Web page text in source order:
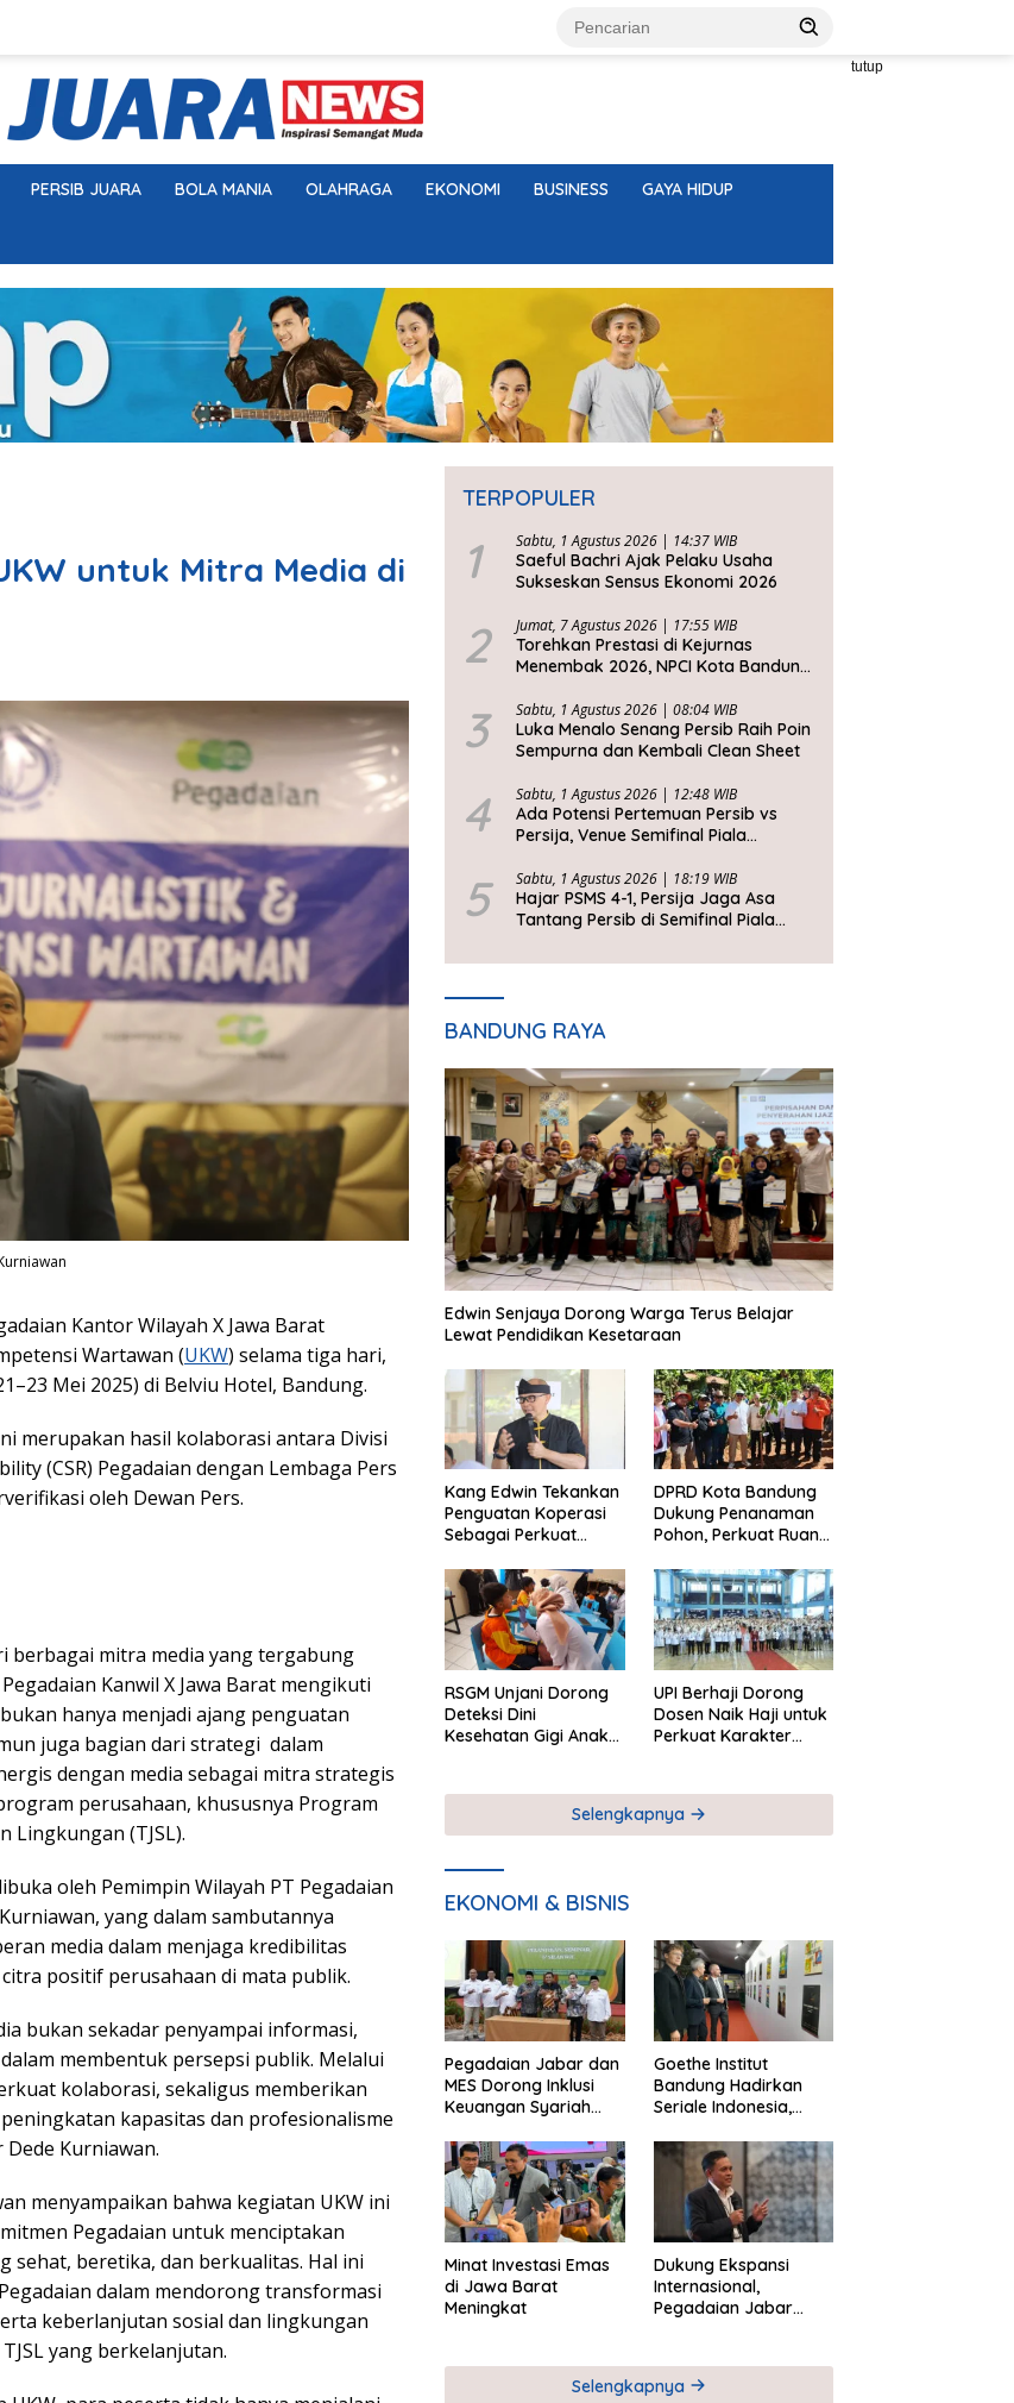
tutup
PERSIB JUARA BOLA MANIA OLAHRAGA EKONOMI BUSINESS GAYA HIDUP
untuk Mitra Media di
Kantor Wilayah X Jawa Barat
Wartawan (UKW) selama tiga hari,
Mei 2025) di Belviu Hotel, Bandung.
merupakan hasil kolaborasi antara Divisi
(CSR) Pegadaian dengan Lembaga Pers
oleh Dewan Pers.
berbagai mitra media yang tergabung
Kanwil X Jawa Barat mengikuti
hanya menjadi ajang penguatan
juga bagian dari strategi dalam
dengan media sebagai mitra strategis
perusahaan, khususnya Program
Lingkungan (TJSL).
oleh Pemimpin Wilayah PT Pegadaian
yang dalam sambutannya
media dalam menjaga kredibilitas
positif perusahaan di mata publik.
bukan sekadar penyampai informasi,
membentuk persepsi publik. Melalui
kolaborasi, sekaligus memberikan
kapasitas dan profesionalisme
Kurniawan.
menyampaikan bahwa kegiatan UKW ini
Pegadaian untuk menciptakan
sehat, beretika, dan berkualitas. Hal ini
dalam mendorong transformasi
keberlanjutan sosial dan lingkungan
yang berkelanjutan.
TERPOPULER
1 Sabtu, 1 Agustus 2026 | 14:37 WIB
Saeful Bachri Ajak Pelaku Usaha
Sukseskan Sensus Ekonomi 2026
2 Jumat, 7 Agustus 2026 | 17:55 WIB
Torehkan Prestasi di Kejurnas
Menembak 2026, NPCI Kota Bandung
3 Sabtu, 1 Agustus 2026 | 08:04 WIB
Luka Menalo Senang Persib Raih Poin
Sempurna dan Kembali Clean Sheet
4 Sabtu, 1 Agustus 2026 | 12:48 WIB
Ada Potensi Pertemuan Persib vs
Persija, Venue Semifinal Piala
5 Sabtu, 1 Agustus 2026 | 18:19 WIB
Hajar PSMS 4-1, Persija Jaga Asa
Tantang Persib di Semifinal Piala
BANDUNG RAYA
Edwin Senjaya Dorong Warga Terus Belajar
Lewat Pendidikan Kesetaraan
Kang Edwin Tekankan
Penguatan Koperasi
Sebagai Perkuat
DPRD Kota Bandung
Dukung Penanaman
Pohon, Perkuat Ruang
RSGM Unjani Dorong
Deteksi Dini
Kesehatan Gigi Anak
UPI Berhaji Dorong
Dosen Naik Haji untuk
Perkuat Karakter
Selengkapnya
EKONOMI & BISNIS
Pegadaian Jabar dan
MES Dorong Inklusi
Keuangan Syariah
UMKM
Goethe Institut
Bandung Hadirkan
Seriale Indonesia,
Global Industri Serial
Minat Investasi Emas
di Jawa Barat
Meningkat
Dukung Ekspansi
Internasional,
Pegadaian Jabar
Pegadaian Timor
Leste
Selengkapnya